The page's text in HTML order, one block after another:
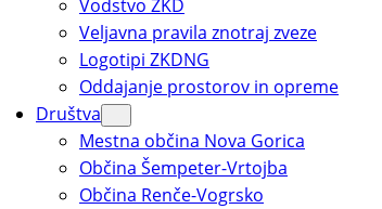
Vodstvo ZKD
Veljavna pravila znotraj zveze
Logotipi ZKDNG
Oddajanje prostorov in opreme
Društva
Mestna občina Nova Gorica
Občina Šempeter-Vrtojba
Občina Renče-Vogrsko